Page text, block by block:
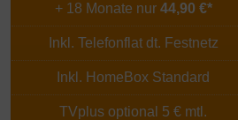
+ 18 Monate nur 44,90 €*
Inkl. Telefonflat dt. Festnetz
Inkl. HomeBox Standard
TVplus optional 5 € mtl.